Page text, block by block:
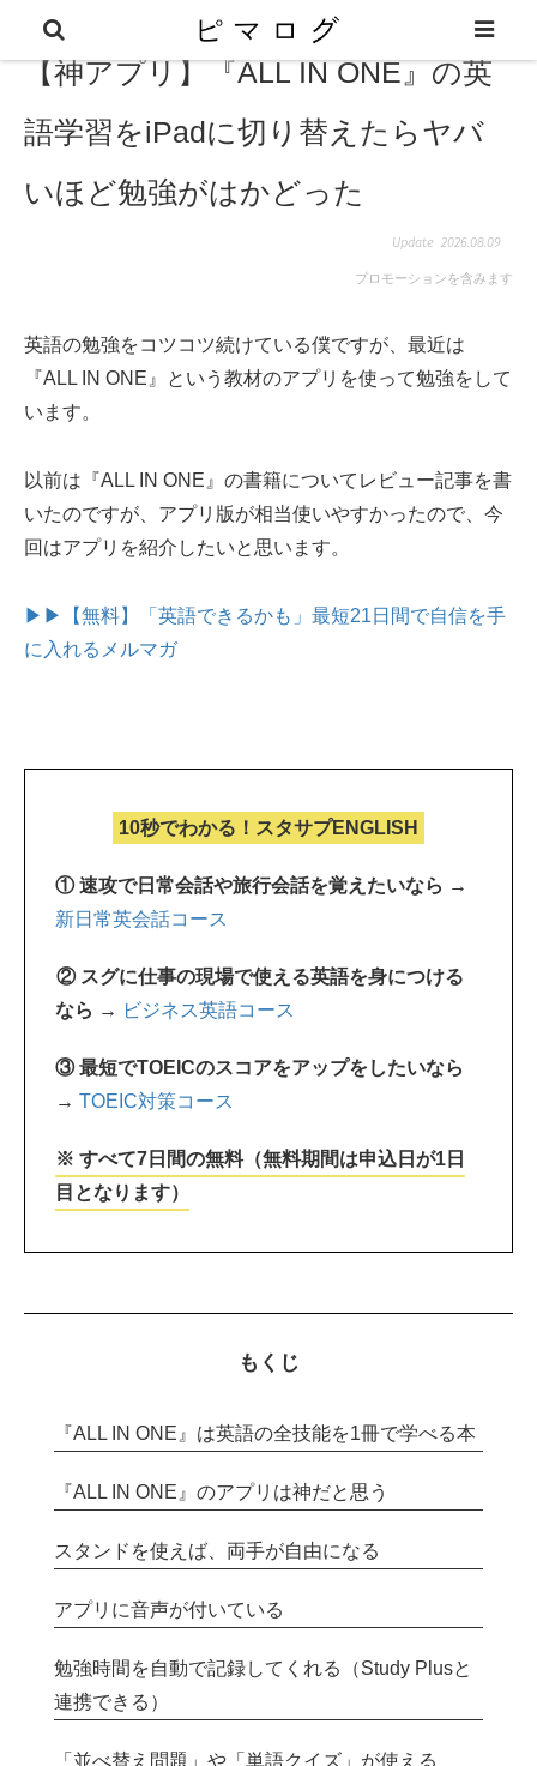
【神アプリ】『ALL IN ONE』の英
語学習をiPadに切り替えたらヤバ
いほど勉強がはかどった
2026.08.09
プロモーションを含みます
英語の勉強をコツコツ続けている僕ですが、最近は
『ALL IN ONE』という教材のアプリを使って勉強をして
います。
以前は『ALL IN ONE』の書籍についてレビュー記事を書
いたのですが、アプリ版が相当使いやすかったので、今
回はアプリを紹介したいと思います。
▶▶【無料】「英語できるかも」最短21日間で自信を手
に入れるメルマガ
10秒でわかる！スタサプENGLISH
① 速攻で日常会話や旅行会話を覚えたいなら →
新日常英会話コース
② スグに仕事の現場で使える英語を身につける
なら → ビジネス英語コース
③ 最短でTOEICのスコアをアップをしたいなら
→ TOEIC対策コース
※ すべて7日間の無料（無料期間は申込日が1日
目となります）
もくじ
『ALL IN ONE』は英語の全技能を1冊で学べる本
『ALL IN ONE』のアプリは神だと思う
スタンドを使えば、両手が自由になる
アプリに音声が付いている
勉強時間を自動で記録してくれる（Study Plusと
連携できる）
「並べ替え問題」や「単語クイズ」が使える